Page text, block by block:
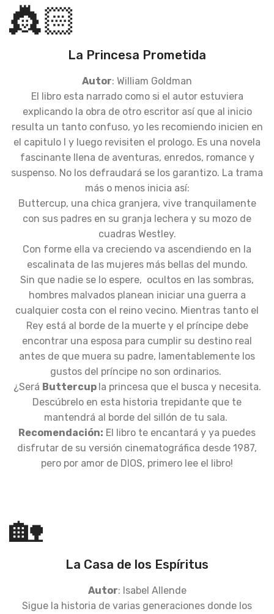
👸🏻
La Princesa Prometida
Autor: William Goldman
El libro esta narrado como si el autor estuviera
explicando la obra de otro escritor así que al inicio
resulta un tanto confuso, yo les recomiendo inicien en
el capitulo I y luego revisiten el prologo. Es una novela
fascinante llena de aventuras, enredos, romance y
suspenso. No los defraudará se los garantizo. La trama
más o menos inicia así:
Buttercup, una chica granjera, vive tranquilamente
con sus padres en su granja lechera y su mozo de
cuadras Westley.
Con forme ella va creciendo va ascendiendo en la
escalinata de las mujeres más bellas del mundo.
Sin que nadie se lo espere, ocultos en las sombras,
hombres malvados planean iniciar una guerra a
cualquier costa con el reino vecino. Mientras tanto el
Rey está al borde de la muerte y el príncipe debe
encontrar una esposa para cumplir su destino real
antes de que muera su padre, lamentablemente los
gustos del príncipe no son ordinarios.
¿Será Buttercup la princesa que el busca y necesita.
Descúbrelo en esta historia trepidante que te
mantendrá al borde del sillón de tu sala.
Recomendación: El libro te encantará y ya puedes
disfrutar de su versión cinematográfica desde 1987,
pero por amor de DIOS, primero lee el libro!
🏡
La Casa de los Espíritus
Autor: Isabel Allende
Sigue la historia de varias generaciones donde los